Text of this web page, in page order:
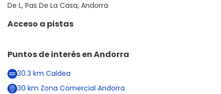
De L, Pas De La Casa, Andorra
Acceso a pistas
Puntos de interés enAndorra
30.3 km Caldea
30 km Zona Comercial Andorra